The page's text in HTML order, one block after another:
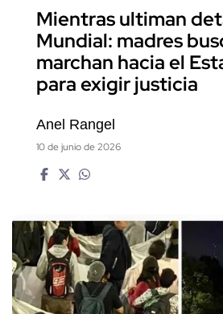
Mientras ultiman
Mundial: madres
marchan hacia el
para exigir justicia
Anel Rangel
10 de junio de 2026